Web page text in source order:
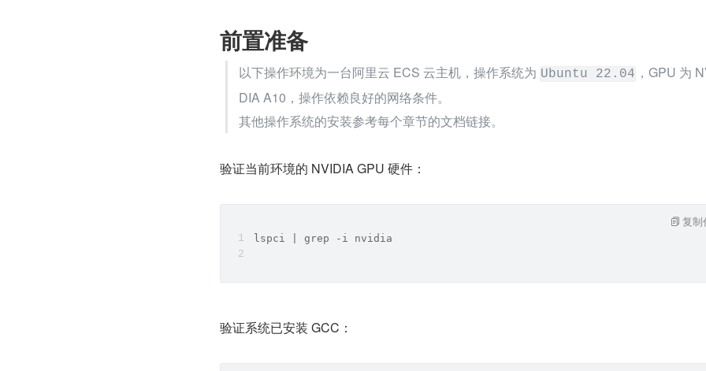
前置准备
以下操作环境为一台阿里云 ECS 云主机，操作系统为 Ubuntu 22.04 ，GPU 为
DIA A10，操作依赖良好的网络条件。
其他操作系统的安装参考每个章节的文档链接。
验证当前环境的 NVIDIA GPU 硬件：
lspci | grep -i nvidia
复制
验证系统已安装 GCC：